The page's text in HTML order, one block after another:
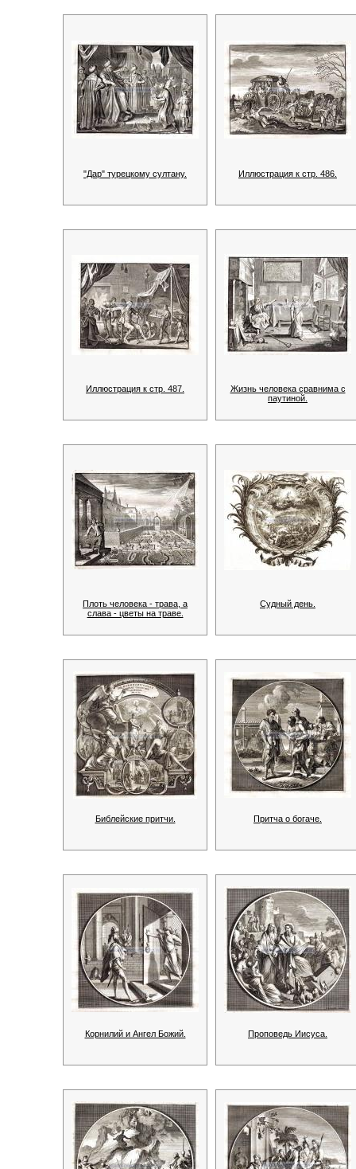
"Дар" турецкому султану. Иллюстрация к стр. 486.
Иллюстрация к стр. 487.
Жизнь человека сравнима с
паутиной.
Плоть человека - трава, а
слава - цветы на траве.
Судный день.
Библейские притчи. Притча о богаче.
Корнилий и Ангел Божий. Проповедь Иисуса.